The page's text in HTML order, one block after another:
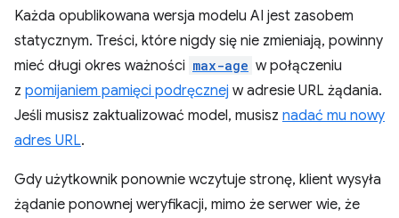
Każda opublikowana wersja modelu AI jest zasobem
statycznym. Treści, które nigdy się nie zmieniają, powinny
mieć długi okres ważności max-age w połączeniu
z pomijaniem pamięci podręcznej w adresie URL żądania.
Jeśli musisz zaktualizować model, musisz nadać mu nowy
adres URL.
Gdy użytkownik ponownie wczytuje stronę, klient wysyła
żądanie ponownej weryfikacji, mimo że serwer wie, że